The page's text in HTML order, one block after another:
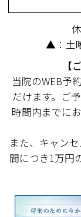
▲：土
【
当院のWEB予
だけます。ご
時間内までに
また、キャン
間につき1万円